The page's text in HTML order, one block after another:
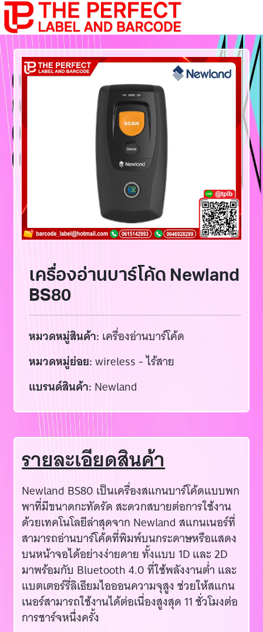
เครื่องอ่านบาร์โค้ด Newland
BS80
หมวดหมู่สินค้า: เครื่องอ่านบาร์โค้ด
หมวดหมู่ย่อย:wireless - ไร้สาย
แบรนด์สินค้า: Newland
รายละเอียดสินค้า
Newland BS80 เป็นเครื่องสแกนบาร์โค้ดแบบพก
พาที่มีขนาดกะทัดรัด สะดวกสบายต่อการใช้งาน
ด้วยเทคโนโลยีล่าสุดจาก Newland สแกนเนอร์ที่
สามารถอ่านบาร์โค้ดที่พิมพ์บนกระดาษหรือแสดง
บนหน้าจอได้อย่างง่ายดาย ทั้งแบบ 1D และ 2D
มาพร้อมกับ Bluetooth 4.0 ที่ใช้พลังงานต่ำ และ
แบตเตอร์รี่ลิเธียมไอออนความจุสูง ช่วยให้สแกน
เนอร์สามารถใช้งานได้ต่อเนื่องสูงสุด 11 ชั่วโมงต่อ
การชาร์จหนึ่งครั้ง